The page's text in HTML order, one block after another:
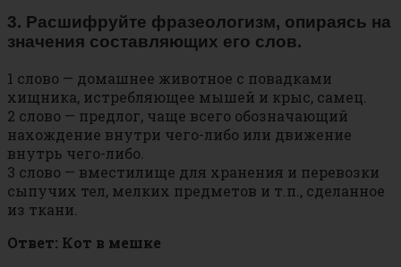
3. Расшифруйте фразеологизм, опираясь на
значения составляющих его слов.
1 слово — домашнее животное с повадками
хищника, истребляющее мышей и крыс, самец.
2 слово — предлог, чаще всего обозначающий
нахождение внутри чего-либо или движение
внутрь чего-либо.
3 слово — вместилище для хранения и перевозки
сыпучих тел, мелких предметов и т.п., сделанное
из ткани.
Ответ: Кот в мешке